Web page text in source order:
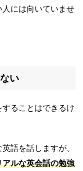
には向いていませ
い
ることはできるけ
語を話しますが、
ルな英会話の勉強